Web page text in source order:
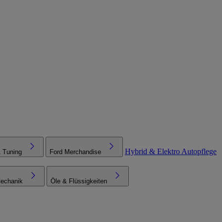
Tuning Ford Merchandise Hybrid & Elektro Autopflege
Öle & Flüssigkeiten